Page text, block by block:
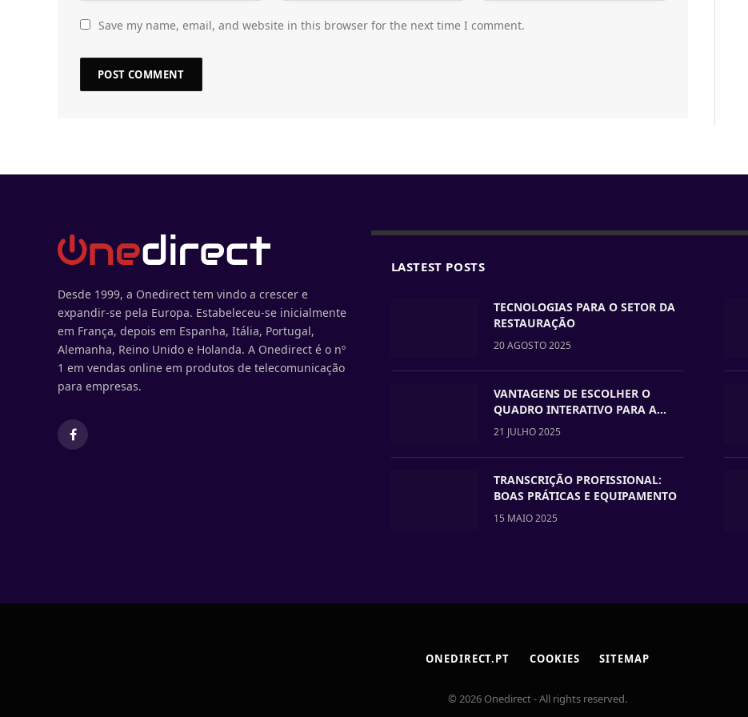
Save my name, email, and website in this browser for the next time I comment.
Desde 1999, a Onedirect tem vindo a crescer e
expandir-se pela Europa. Estabeleceu-se inicialmente
em França, depois em Espanha, Itália, Portugal,
Alemanha, Reino Unido e Holanda. A Onedirect é o nº
1 em vendas online em produtos de telecomunicação
para empresas.
Facebook
LASTEST POSTS
TECNOLOGIAS PARA O SETOR DA
RESTAURAÇÃO
20 AGOSTO 2025
VANTAGENS DE ESCOLHER O
QUADRO INTERATIVO PARA A
VOSSA ESCOLA
21 JULHO 2025
TRANSCRIÇÃO PROFISSIONAL:
BOAS PRÁTICAS E EQUIPAMENTO
15 MAIO 2025
ONEDIRECT.PT COOKIES SITEMAP
© 2026 Onedirect - All rights reserved.